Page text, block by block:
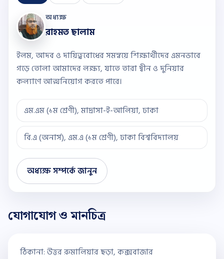
অধ্যক্ষ
রাহমত ছালাম
ইলম, আদব ও দায়িত্ববোধের সমন্বয়ে শিক্ষার্থীদের এমনভাবে
গড়ে তোলা আমাদের লক্ষ্য, যাতে তারা দ্বীন ও দুনিয়ার
কল্যাণে আত্মনিয়োগ করতে পারে।
এম.এম (১ম শ্রেণী), মাদ্রাসা-ই-আলিয়া, ঢাকা
বি.এ (অনার্স), এম.এ (১ম শ্রেণী), ঢাকা বিশ্ববিদ্যালয়
অধ্যক্ষ সম্পর্কে জানুন
যোগাযোগ ও মানচিত্র
ঠিকানা: উত্তর রুমালিয়ার ছড়া, কক্সবাজার